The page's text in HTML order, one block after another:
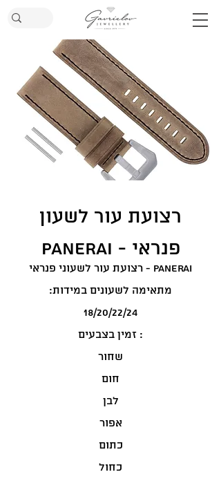
רצועת עור לשעון
פנראי - Panerai
רצועת עור לשעוני פנראי - Panerai
:מתאימה לשעונים במידות
18/20/22/24
זמין בצבעים :
שחור
חום
לבן
אפור
כתום
כחול